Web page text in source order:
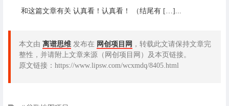
和这篇文章有关 认真看！认真看！ （结尾有 […]...
本文由 离谱思维 发布在 网创项目网 ，转载此文请保持文章完
整性，并请附上文章来源（网创项目网）及本页链接。
原文链接：https://www.lipsw.com/wcxmdq/8405.html